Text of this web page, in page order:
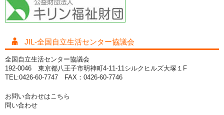
JIL-全国自立生活センター協議会
全国自立生活センター協議会
192-0046 東京都八王子市明神町4-11-11シルクヒルズ大塚１F
TEL:0426-60-7747 FAX：0426-60-7746
お問い合わせはこちら
問い合わせ